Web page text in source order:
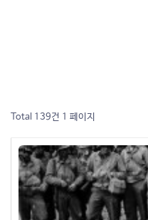
Total 139건 1 페이지